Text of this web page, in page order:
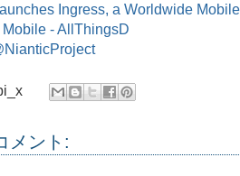
Ingress, a Worldwide
- AllThingsD
メント: